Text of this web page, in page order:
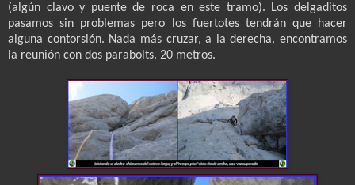
(algún clavo y puente de roca en este tramo). Los delgaditos
pasamos sin problemas pero los fuertotes tendrán que hacer
alguna contorsión. Nada más cruzar, a la derecha, encontramos
la reunión con dos parabolts. 20 metros.